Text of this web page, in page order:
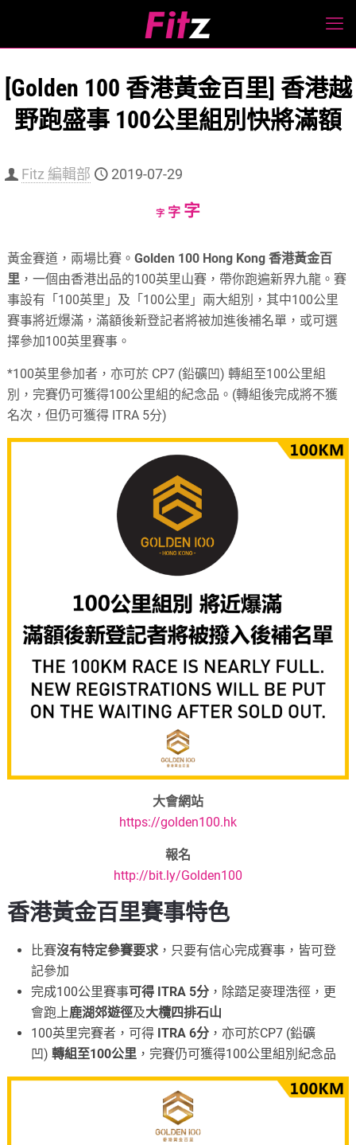
[Golden 100 香港黃金百里] 香港越
野跑盛事 100公里組別快將滿額
Fitz 編輯部 2019-07-29
字Decrease
size.
字Reset
size.
字Increase
size.
黃金賽道，兩場比賽。Golden 100 Hong Kong 香港黃金百
里 ，一個由香港出品的100英里山賽，帶你跑遍新界九龍。賽
事設有「100英里」及「100公里」兩大組別，其中100公里
賽事將近爆滿，滿額後新登記者將被加進後補名單，或可選
擇參加100英里賽事。
*100英里參加者，亦可於 CP7 (鉛礦凹) 轉組至100公里組
別，完賽仍可獲得100公里組的紀念品。(轉組後完成將不獲
名次，但仍可獲得 ITRA 5分)
大會網站
https://golden100.hk
報名
http://bit.ly/Golden100
香港黃金百里賽事特色
比賽沒有特定參賽要求，只要有信心完成賽事，皆可登
記參加
完成100公里賽事可得 ITRA 5分 ，除踏足麥理浩徑，更
會跑上鹿湖郊遊徑及大欖四排石山
100英里完賽者，可得 ITRA 6分 ，亦可於CP7 (鉛礦
凹)轉組至100公里 ，完賽仍可獲得100公里組別紀念品